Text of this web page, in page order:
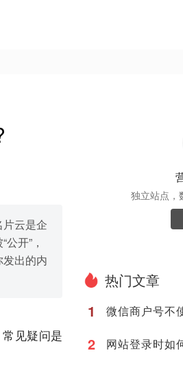
云是企
开”，
出的内
见疑问是
独立站点，
热门文章
1
微信商户号不
2 网站登录时如